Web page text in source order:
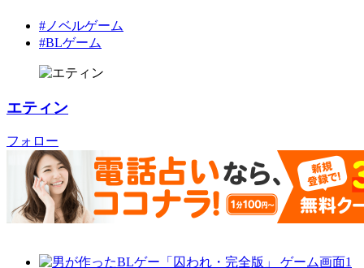
#ノベルゲーム
#BLゲーム
エティン
フォロー